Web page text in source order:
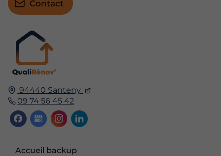
94440 Santeny
09 74 56 45 42
Accueil backup
Contact